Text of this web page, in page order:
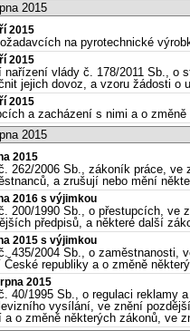
2015
2015
na pyrotechnické
2015
vlády č. 178/2011 Sb., o
jejich dovoz, a vzoru žádosti o
2015
a zacházení s nimi a o
2015
2015
262/2006 Sb., zákoník práce,
a zrušují nebo mění
2016 s výjimkou
200/1990 Sb., o přestupcích, ve
předpisů, a některé další
2015 s výjimkou
435/2004 Sb., o zaměstnanosti,
republiky a o změně
2015
40/1995 Sb., o regulaci reklamy
vysílání, ve znění
o změně některých zákonů, ve